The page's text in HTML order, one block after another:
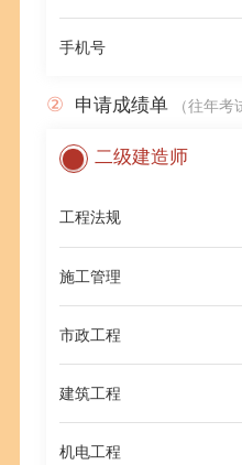
手机号
② 申请成绩单 （往年考
二级建造师
工程法规
施工管理
市政工程
建筑工程
机电工程